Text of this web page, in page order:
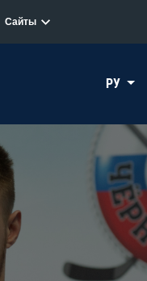
Сайты
РУ